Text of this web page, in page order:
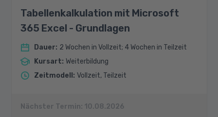
Tabellenkalkulation mit Microsoft
365 Excel - Grundlagen
Dauer: 2 Wochen in Vollzeit; 4 Wochen in Teilzeit
Kursart: Weiterbildung
Zeitmodell : Vollzeit, Teilzeit
Nächster Termin: 10.08.2026